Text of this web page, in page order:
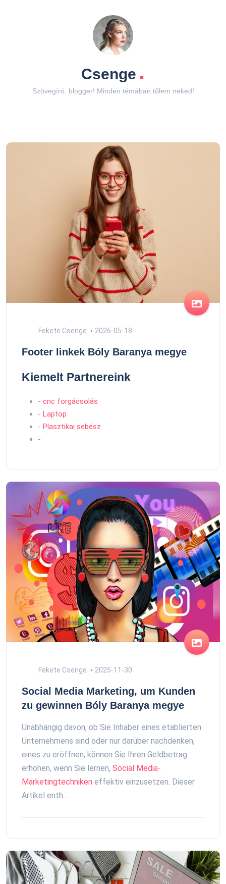
Csenge .
Szövegíró, blogger! Minden témában tőlem neked!
Fekete Csenge 2026-05-18
Footer linkek Bóly Baranya megye
Kiemelt Partnereink
- cnc forgácsolás
- Laptop
- Plasztikai sebész
-
Fekete Csenge 2025-11-30
Social Media Marketing, um Kunden
zu gewinnen Bóly Baranya megye
Unabhängig davon, ob Sie Inhaber eines etablierten
Unternehmens sind oder nur darüber nachdenken,
eines zu eröffnen, können Sie Ihren Geldbetrag
erhöhen, wenn Sie lernen, Social Media-
Marketingtechniken effektiv einzusetzen. Dieser
Artikel enth...